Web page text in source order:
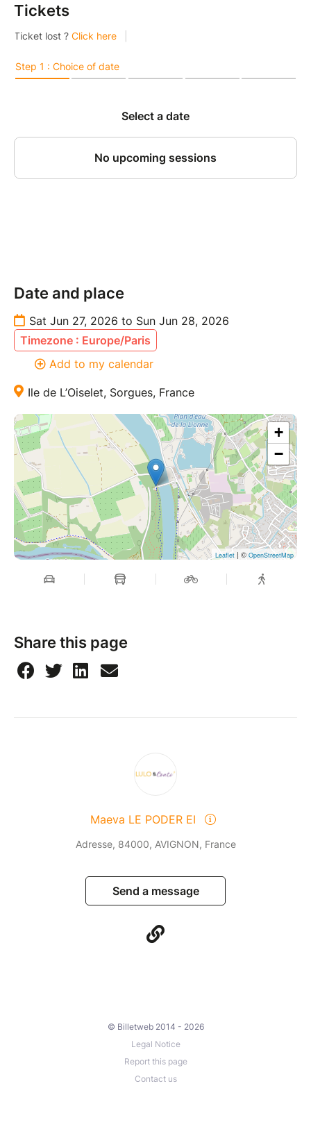
Tickets
Date and place
Sat Jun 27, 2026 to Sun Jun 28, 2026
Timezone : Europe/Paris
Add to my calendar
Ile de L’Oiselet, Sorgues, France
+
−
Leaflet | © OpenStreetMap
Share this page
Maeva LE PODER EI
Adresse, 84000, AVIGNON, France
Send a message
© Billetweb 2014 - 2026
Legal Notice
Report this page
Contact us